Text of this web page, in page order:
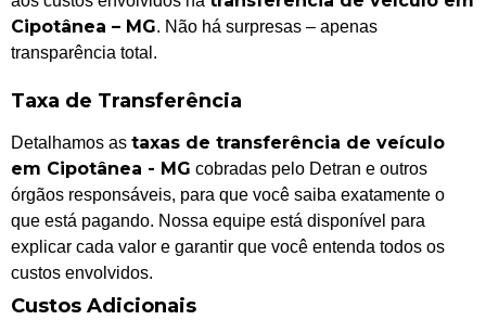
Cipotânea – MG. Não há surpresas – apenas
transparência total.
Taxa de Transferência
Detalhamos as taxas de transferência de veículo
em Cipotânea - MG cobradas pelo Detran e outros
órgãos responsáveis, para que você saiba exatamente o
que está pagando. Nossa equipe está disponível para
explicar cada valor e garantir que você entenda todos os
custos envolvidos.
Custos Adicionais